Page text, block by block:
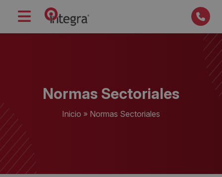
Normas Sectoriales
Inicio » Normas Sectoriales